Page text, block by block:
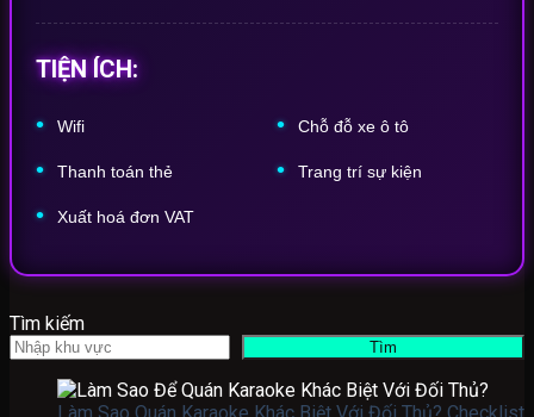
TIỆN ÍCH:
Wifi Chỗ đỗ xe ô tô
Thanh toán thẻ Trang trí sự kiện
Xuất hoá đơn VAT
Tìm kiếm
Tìm